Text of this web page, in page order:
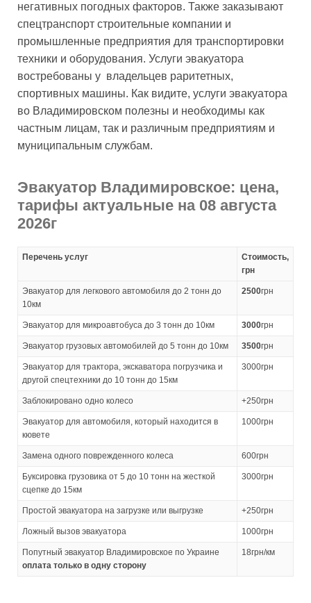
негативных погодных факторов. Также заказывают
спецтранспорт строительные компании и
промышленные предприятия для транспортировки
техники и оборудования. Услуги эвакуатора
востребованы у владельцев раритетных,
спортивных машины. Как видите, услуги эвакуатора
во Владимировском полезны и необходимы как
частным лицам, так и различным предприятиям и
муниципальным службам.
Эвакуатор Владимировское: цена,
тарифы актуальные на 08 августа
2026г
Перечень услуг
Стоимость,
грн
Эвакуатор для легкового автомобиля до 2 тонн до
10км
2500грн
Эвакуатор для микроавтобуса до 3 тонн до 10км 3000грн
Эвакуатор грузовых автомобилей до 5 тонн до 10км 3500грн
Эвакуатор для трактора, экскаватора погрузчика и
другой спецтехники до 10 тонн до 15км
3000грн
Заблокировано одно колесо +250грн
Эвакуатор для автомобиля, который находится в
кювете
1000грн
Замена одного поврежденного колеса 600грн
Буксировка грузовика от 5 до 10 тонн на жесткой
сцепке до 15км
3000грн
Простой эвакуатора на загрузке или выгрузке +250грн
Ложный вызов эвакуатора 1000грн
оплата только в одну сторону
18грн/км